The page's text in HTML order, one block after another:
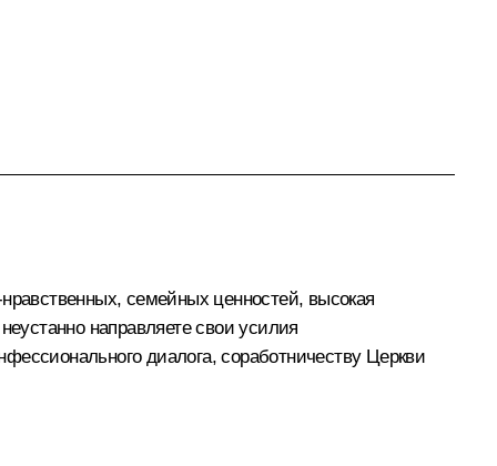
семейных ценностей, высокая
направляете свои усилия
диалога, соработничеству Церкви